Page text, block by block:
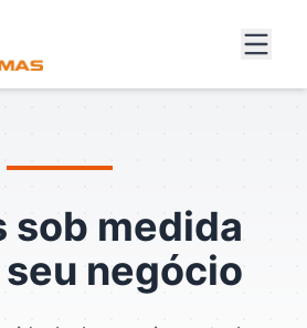
sob medida
seu negócio